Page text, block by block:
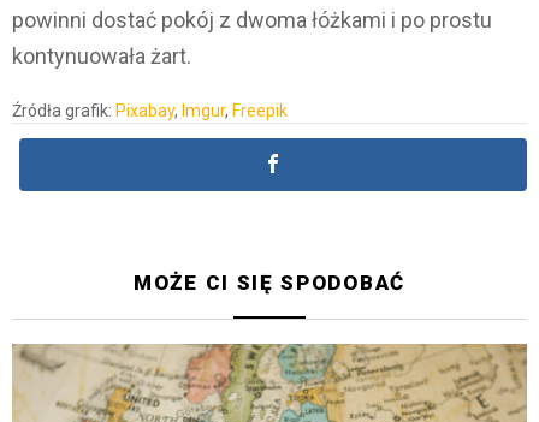
powinni dostać pokój z dwoma łóżkami i po prostu
kontynuowała żart.
Źródła grafik: Pixabay, Imgur, Freepik
MOŻE CI SIĘ SPODOBAĆ